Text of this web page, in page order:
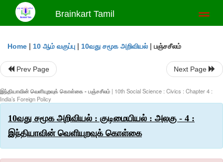
Brainkart Tamil
Home | 10 ஆம் வகுப்பு | 10வது சமூக அறிவியல் | பஞ்சசீலம்
Prev Page Next Page
இந்தியாவின் வெளியுறவுக் கொள்கை - பஞ்சசீலம் | 10th Social Science : Civics : Chapter 4 :
India’s Foreign Policy
10வது சமூக அறிவியல் : குடிமையியல் : அலகு - 4 :
இந்தியாவின் வெளியுறவுக் கொள்கை